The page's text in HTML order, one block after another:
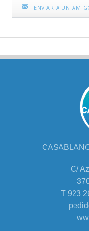
ENVIAR A UN
C/
T 923